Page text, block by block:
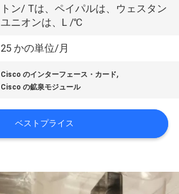
トン/ Tは、ペイパルは、ウェスタン
ユニオンは、L /℃
25 かの単位/月
Cisco のインターフェース・カード,
Cisco の鉱泉モジュール
ベストプライス